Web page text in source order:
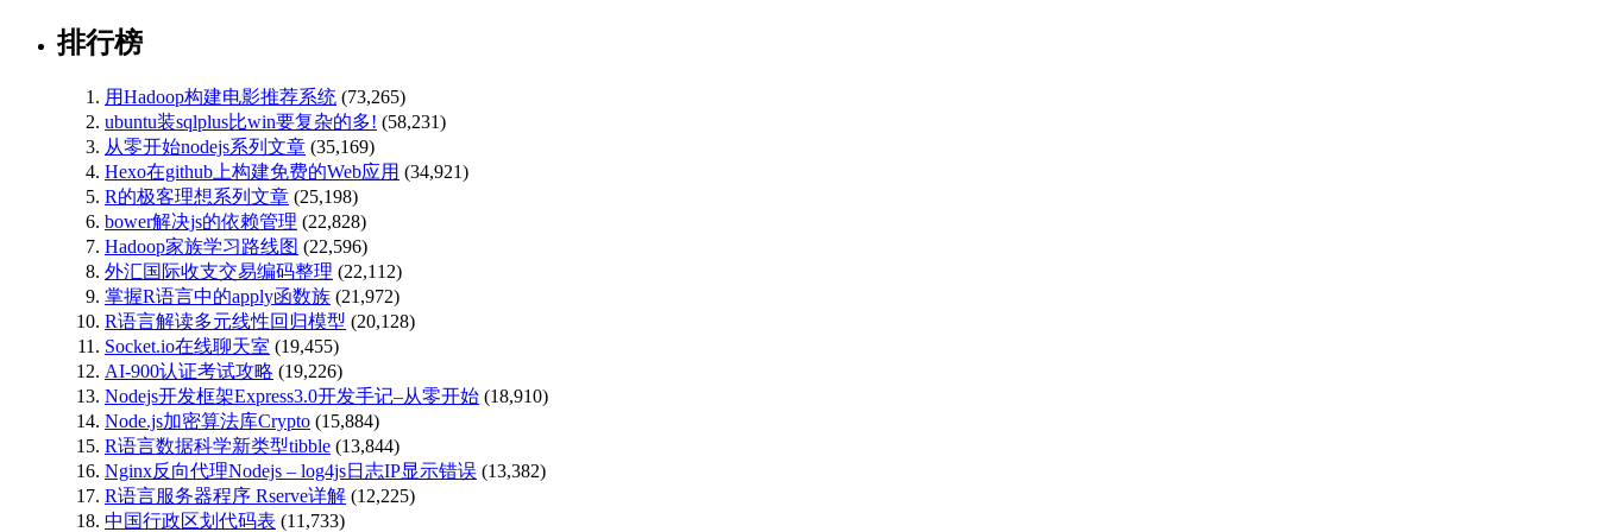
排行榜
用Hadoop构建电影推荐系统 (73,265)
ubuntu装sqlplus比win要复杂的多! (58,231)
从零开始nodejs系列文章 (35,169)
Hexo在github上构建免费的Web应用 (34,921)
R的极客理想系列文章 (25,198)
bower解决js的依赖管理 (22,828)
Hadoop家族学习路线图 (22,596)
外汇国际收支交易编码整理 (22,112)
掌握R语言中的apply函数族 (21,972)
R语言解读多元线性回归模型 (20,128)
Socket.io在线聊天室 (19,455)
AI-900认证考试攻略 (19,226)
Nodejs开发框架Express3.0开发手记–从零开始 (18,910)
Node.js加密算法库Crypto (15,884)
R语言数据科学新类型tibble (13,844)
Nginx反向代理Nodejs – log4js日志IP显示错误 (13,382)
R语言服务器程序 Rserve详解 (12,225)
中国行政区划代码表 (11,733)